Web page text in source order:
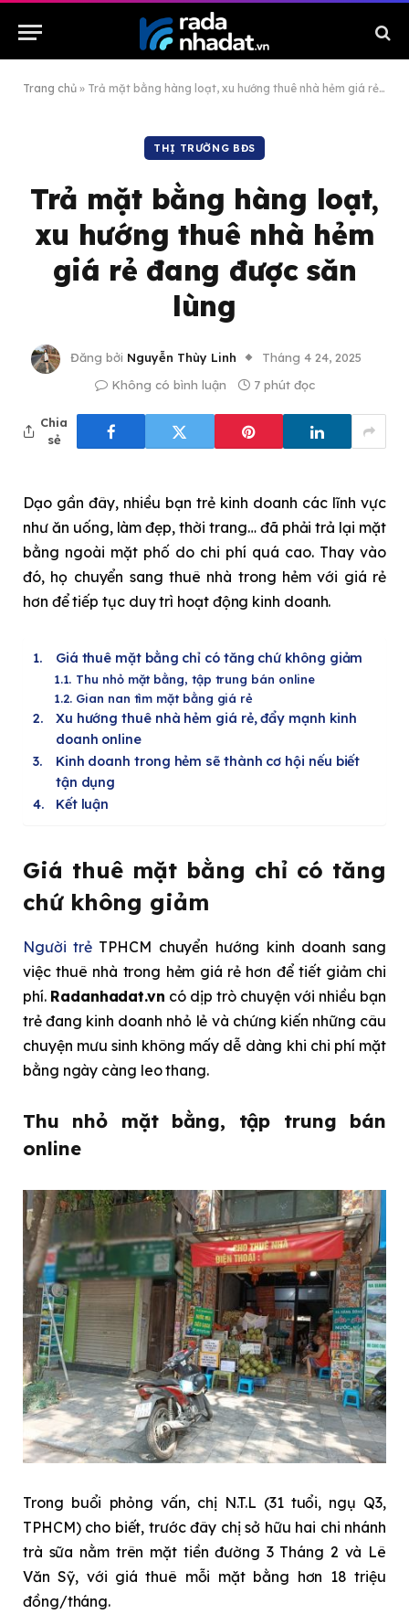
Trang chủ » Trả mặt bằng hàng loạt, xu hướng thuê nhà hẻm giá rẻ đang được săn lùng
THỊ TRƯỜNG BĐS
Trả mặt bằng hàng loạt,
xu hướng thuê nhà hẻm
giá rẻ đang được săn
lùng
Đăng bởi Nguyễn Thùy Linh
Tháng 4 24, 2025
Không có bình luận
7 phút đọc
Chia
sẻ
Dạo gần đây, nhiều bạn trẻ kinh doanh các lĩnh vực
như ăn uống, làm đẹp, thời trang… đã phải trả lại mặt
bằng ngoài mặt phố do chi phí quá cao. Thay vào
đó, họ chuyển sang thuê nhà trong hẻm với giá rẻ
hơn để tiếp tục duy trì hoạt động kinh doanh.
Giá thuê mặt bằng chỉ có tăng chứ không giảm
Thu nhỏ mặt bằng, tập trung bán online
Gian nan tìm mặt bằng giá rẻ
Xu hướng thuê nhà hẻm giá rẻ, đẩy mạnh kinh
doanh online
Kinh doanh trong hẻm sẽ thành cơ hội nếu biết
tận dụng
Kết luận
Giá thuê mặt bằng chỉ có tăng
chứ không giảm
Người trẻTPHCM chuyển hướng kinh doanh sang
việc thuê nhà trong hẻm giá rẻ hơn để tiết giảm chi
phí. Radanhadat.vn có dịp trò chuyện với nhiều bạn
trẻ đang kinh doanh nhỏ lẻ và chứng kiến những câu
chuyện mưu sinh không mấy dễ dàng khi chi phí mặt
bằng ngày càng leo thang.
Thu nhỏ mặt bằng, tập trung bán
online
Trong buổi phỏng vấn, chị N.T.L (31 tuổi, ngụ Q3,
TPHCM) cho biết, trước đây chị sở hữu hai chi nhánh
trà sữa nằm trên mặt tiền đường 3 Tháng 2 và Lê
Văn Sỹ, với giá thuê mỗi mặt bằng hơn 18 triệu
đồng/tháng.